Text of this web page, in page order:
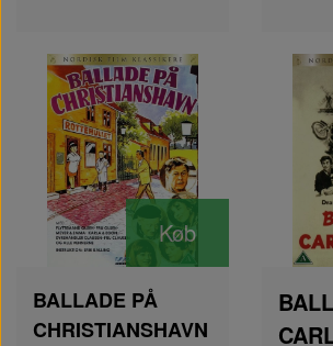
Køb
BALLADE PÅ
CHRISTIANSHAVN